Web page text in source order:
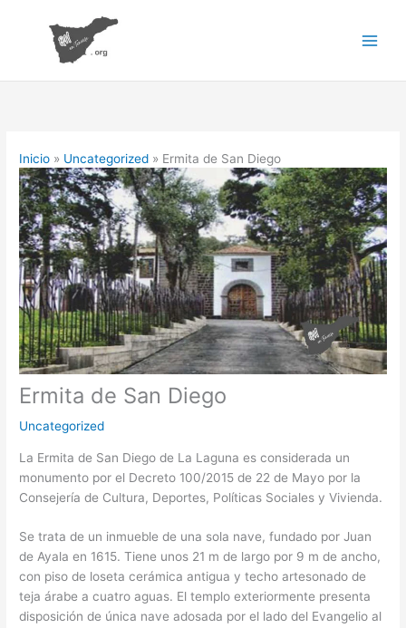
contenido
Inicio Uncategorized Ermita de San Diego
Ermita de San Diego
Uncategorized
La Ermita de San Diego de La Laguna es considerada un
monumento por el Decreto 100/2015 de 22 de Mayo por la
Consejería de Cultura, Deportes, Políticas Sociales y Vivienda.
Se trata de un inmueble de una sola nave, fundado por Juan
de Ayala en 1615. Tiene unos 21 m de largo por 9 m de ancho,
con piso de loseta cerámica antigua y techo artesonado de
teja árabe a cuatro aguas. El templo exteriormente presenta
disposición de única nave adosada por el lado del Evangelio al